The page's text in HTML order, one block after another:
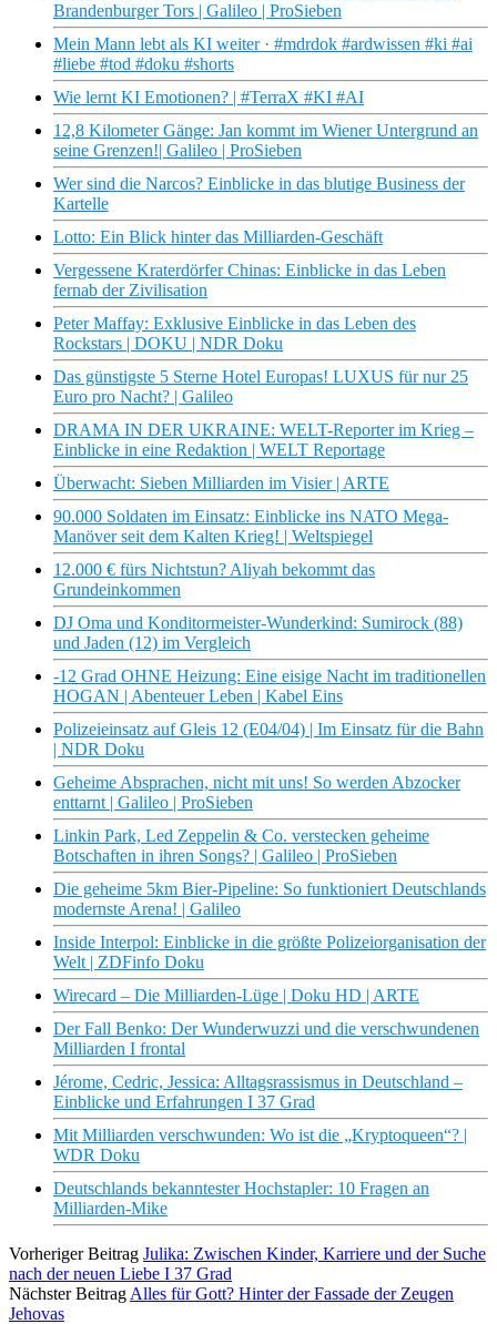
Brandenburger Tors | Galileo | ProSieben
Mein Mann lebt als KI weiter · #mdrdok #ardwissen #ki #ai
#liebe #tod #doku #shorts
Wie lernt KI Emotionen? | #TerraX #KI #AI
12,8 Kilometer Gänge: Jan kommt im Wiener Untergrund an
seine Grenzen!| Galileo | ProSieben
Wer sind die Narcos? Einblicke in das blutige Business der
Kartelle
Lotto: Ein Blick hinter das Milliarden-Geschäft
Vergessene Kraterdörfer Chinas: Einblicke in das Leben
fernab der Zivilisation
Peter Maffay: Exklusive Einblicke in das Leben des
Rockstars | DOKU | NDR Doku
Das günstigste 5 Sterne Hotel Europas! LUXUS für nur 25
Euro pro Nacht? | Galileo
DRAMA IN DER UKRAINE: WELT-Reporter im Krieg –
Einblicke in eine Redaktion | WELT Reportage
Überwacht: Sieben Milliarden im Visier | ARTE
90.000 Soldaten im Einsatz: Einblicke ins NATO Mega-
Manöver seit dem Kalten Krieg! | Weltspiegel
12.000 € fürs Nichtstun? Aliyah bekommt das
Grundeinkommen
DJ Oma und Konditormeister-Wunderkind: Sumirock (88)
und Jaden (12) im Vergleich
-12 Grad OHNE Heizung: Eine eisige Nacht im traditionellen
HOGAN | Abenteuer Leben | Kabel Eins
Polizeieinsatz auf Gleis 12 (E04/04) | Im Einsatz für die Bahn
| NDR Doku
Geheime Absprachen, nicht mit uns! So werden Abzocker
enttarnt | Galileo | ProSieben
Linkin Park, Led Zeppelin & Co. verstecken geheime
Botschaften in ihren Songs? | Galileo | ProSieben
Die geheime 5km Bier-Pipeline: So funktioniert Deutschlands
modernste Arena! | Galileo
Inside Interpol: Einblicke in die größte Polizeiorganisation der
Welt | ZDFinfo Doku
Wirecard – Die Milliarden-Lüge | Doku HD | ARTE
Der Fall Benko: Der Wunderwuzzi und die verschwundenen
Milliarden I frontal
Jérome, Cedric, Jessica: Alltagsrassismus in Deutschland –
Einblicke und Erfahrungen I 37 Grad
Mit Milliarden verschwunden: Wo ist die „Kryptoqueen“? |
WDR Doku
Deutschlands bekanntester Hochstapler: 10 Fragen an
Milliarden-Mike
Vorheriger Beitrag Julika: Zwischen Kinder, Karriere und der Suche
nach der neuen Liebe I 37 Grad
Nächster Beitrag Alles für Gott? Hinter der Fassade der Zeugen
Jehovas